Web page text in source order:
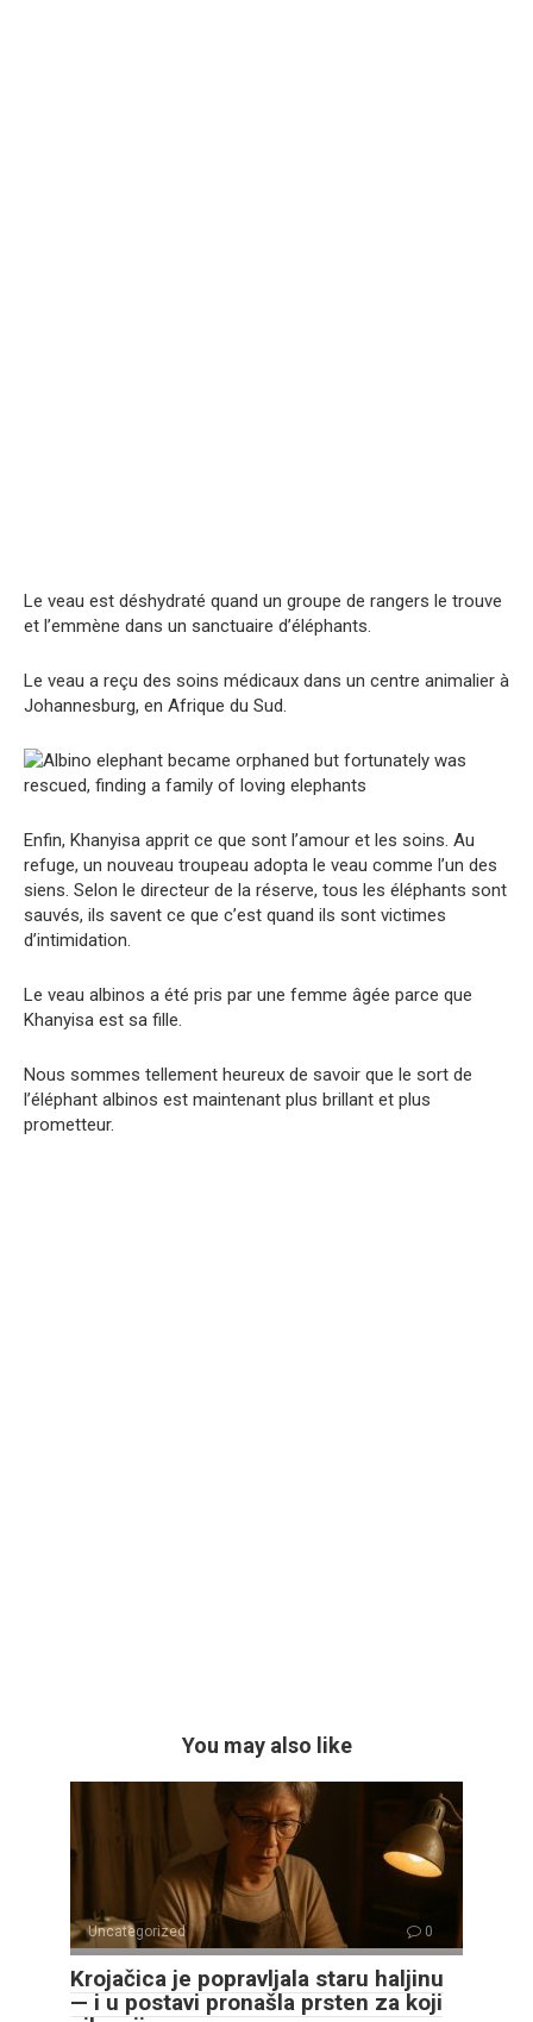
Le veau est déshydraté quand un groupe de rangers le trouve
et l’emmène dans un sanctuaire d’éléphants.
Le veau a reçu des soins médicaux dans un centre animalier à
Johannesburg, en Afrique du Sud.
Enfin, Khanyisa apprit ce que sont l’amour et les soins. Au
refuge, un nouveau troupeau adopta le veau comme l’un des
siens. Selon le directeur de la réserve, tous les éléphants sont
sauvés, ils savent ce que c’est quand ils sont victimes
d’intimidation.
Le veau albinos a été pris par une femme âgée parce que
Khanyisa est sa fille.
Nous sommes tellement heureux de savoir que le sort de
l’éléphant albinos est maintenant plus brillant et plus
prometteur.
You may also like
Uncategorized 0
Krojačica je popravljala staru haljinu
— i u postavi pronašla prsten za koji